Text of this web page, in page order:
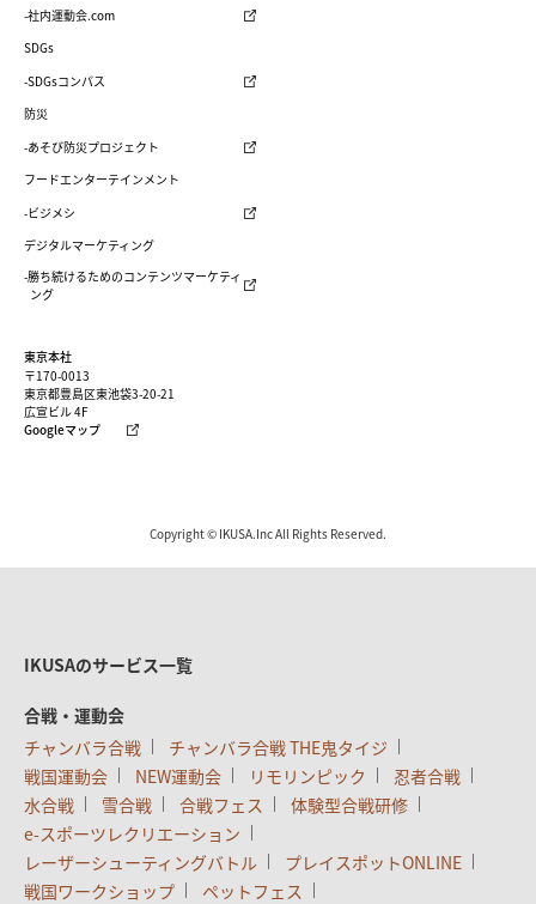
東京本社
〒170-0013
東京都豊島区東池袋3-20-21
広宣ビル 4F
Googleマップ
-社内運動会.com
SDGs
-SDGsコンパス
防災
-あそび防災プロジェクト
フードエンターテインメント
-ビジメシ
デジタルマーケティング
-勝ち続けるためのコンテンツマーケティ
ング
Copyright © IKUSA.Inc All Rights Reserved.
IKUSAのサービス一覧
合戦・運動会
チャンバラ合戦
チャンバラ合戦 THE鬼タイジ
戦国運動会
NEW運動会 リモリンピック
忍者合戦
水合戦
雪合戦 合戦フェス
体験型合戦研修
e-スポーツレクリエーション
レーザーシューティングバトル
プレイスポットONLINE
戦国ワークショップ
ペットフェス